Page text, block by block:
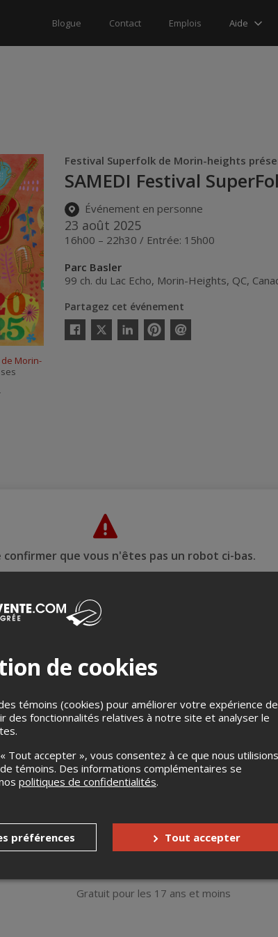
Blogue Contact Emplois Aide
Festival Superfolk de Morin-heights
SAMEDI Festival
Événement en personne
23 août 2025
16h00 – 22h30 / Entrée: 15h00
Parc Basler
99 ch. du Lac Echo, Morin-Heights, QC,
Partagez cet événement
Facebook
Twitter
LinkedinPinterestEnvoyer
Morin-
confirmer que vous n'êtes pas un robot ci-bas.
artiste sera une véritable révélation: vous découvrirez
de surprises et de découvertes!
Aucun remboursement
Gratuit pour les 17 ans et moins
de cookies
témoins (cookies) pour améliorer votre expérience de
des fonctionnalités relatives à notre site et analyser le
Tout accepter », vous consentez à ce que nous utilisions
témoins. Des informations complémentaires se
politiques de confidentialités.
préférences Tout accepter